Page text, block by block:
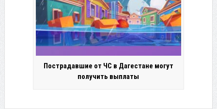
Пострадавшие от ЧС в Дагестане могут
получить выплаты